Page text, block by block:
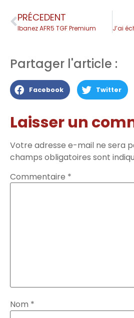
PRÉCEDENT
Ibanez AFR5 TGF Premium
Partager l'article :
Facebook Twitter
Laisser un
Votre adresse e-mail ne sera
champs obligatoires sont
Commentaire *
Nom *